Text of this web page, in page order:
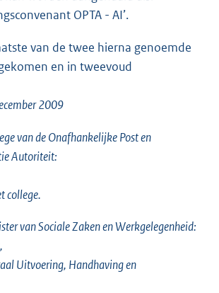
OPTA - AI’.
van de twee hierna genoemde
en in tweevoud
2009
van de Onafhankelijke Post en
Autoriteit:
college.
van Sociale Zaken en Werkgelegenheid:
Uitvoering, Handhaving en